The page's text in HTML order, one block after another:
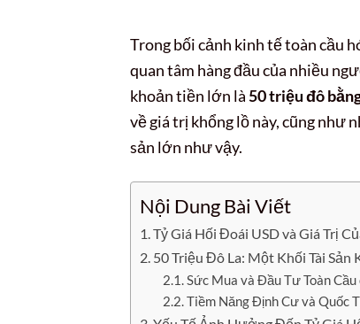
Trong bối cảnh kinh tế toàn cầu
quan tâm hàng đầu của nhiều
khoản tiền lớn là50 triệu đô
về giá trị khổng lồ này, cũng như
sản lớn như vậy.
Nội Dung Bài Viết
Tỷ Giá Hối Đoái USD và Giá Trị
50 Triệu Đô La: Một Khối Tài Sản
Sức Mua và Đầu Tư Toàn
Tiềm Năng Định Cư và Quốc